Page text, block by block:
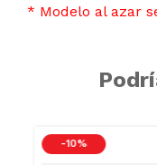
* Modelo al azar
-10 %